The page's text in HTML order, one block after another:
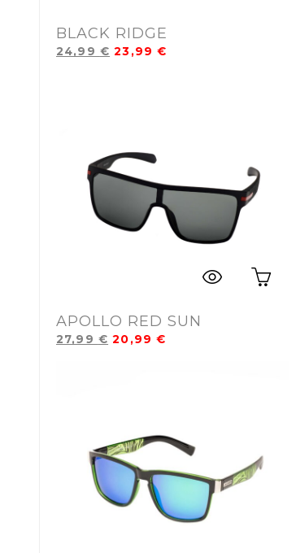
BLACK RIDGE
24,99 € 23,99€
APOLLO RED SUN
27,99 € 20,99€